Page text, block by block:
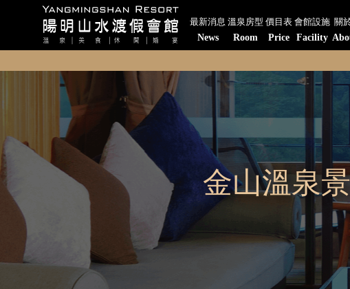
最新消息
News
溫泉房型
Room
價目表
Price
會館設施
Facility
關
金山溫泉